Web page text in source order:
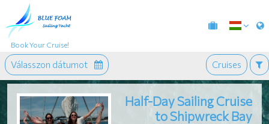
Book Your Cruise!
Válasszon dátumot Cruises
Half-Day Sailing Cruise
to Shipwreck Bay